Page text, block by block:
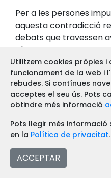
Per a les persones
aquesta contradicció
debats que travessen
D'una banda, els
cada vegada més
preservar espais
als episodis
molts projectes
plantejant-se sobre
exerceixen
protectora. La marxa
tancades a aquest
eines perquè l'alumnat
Utilitzem cookies pròpies
funcionament de la web i
rebudes. Si contínues
acceptes el seu ús. Pots
obtindre més informació
Pots llegir més
en la Política de privacitat.
ACCEPTAR